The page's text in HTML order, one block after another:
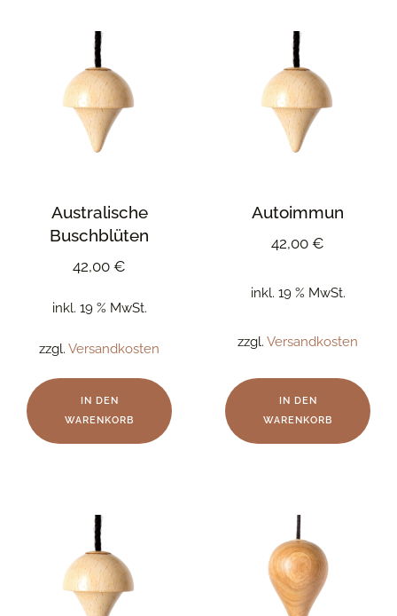
Australische
Buschblüten
42,00 €
inkl. 19 % MwSt.
zzgl. Versandkosten
IN DEN
WARENKORB
Autoimmun
42,00 €
inkl. 19 % MwSt.
zzgl. Versandkosten
IN DEN
WARENKORB